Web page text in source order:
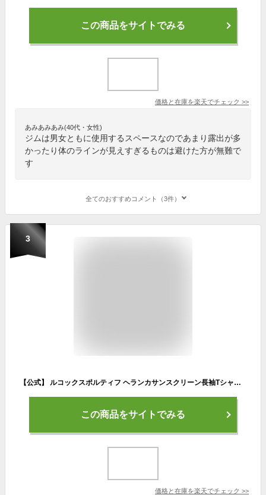
この商品をサイトでみる
価格と在庫を楽天でチェック >>
あみあみあみ(40代・女性)
ジムは男女ともに使用するスペースなのであまり露出が多
かったり体のラインが見えすぎるものは避けた方が無難で
す
全てのおすすめコメント（3件）
3
【公式】 ルコックスポルティフ ヘランカサンスクリーン長袖Tシャツ レディース 吸汗速乾 ストレッチ UVカット 遮熱 クーリング効果 サンスクリーント レーニング 長袖シャツ ウェア スポーツ ブランド 2025年春夏モデル LT5SLT05L
この商品をサイトでみる
価格と在庫を楽天でチェック >>